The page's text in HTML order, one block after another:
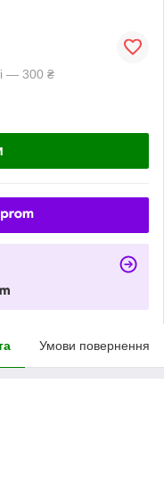
— 300 ₴
Умови повернення